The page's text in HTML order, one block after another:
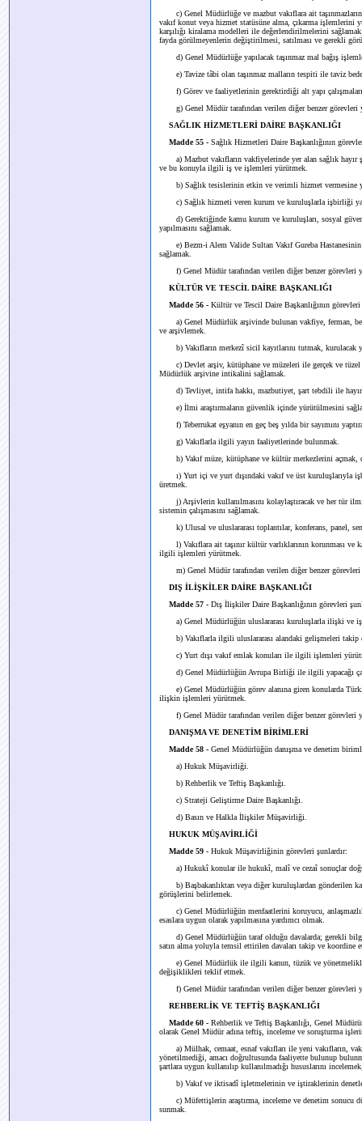
c) Genel Müdürlüğe ve mazbut vakıflara ait
vakıf konut veya hizmet statüsüne alma, çıkarma işlemlerini
karşılığı kiralama modelleri ile değerlendirilmelerini
fayda görülmeyenlerin değiştirilmesi, satılması ve gerekli
d) Genel Müdürlüğe yapılacak taşınmaz mal bağış
e) Tavize tâbi olan taşınmaz malların tespiti ile taviz
f) Görev ve faaliyetlerinin gerektirdiği alt yapı
g) Genel Müdür tarafından verilen diğer benzer görevleri
SAĞLIK HİZMETLERİ DAİRE BAŞKANLIĞI
Madde 55 - Sağlık Hizmetleri Daire Başkanlığının
a) Mazbut vakıfların vakfiyelerinde yer alan sağlık hayır
ve bu konuyla ilgili iş ve işlemleri yürütmek.
b) Sağlık tesislerinin etkin ve verimli hizmet vermesine
c) Sağlık hizmeti veren kurum ve kuruluşlarla işbirliği
d) Gerektiğinde kamu kurum ve kuruluşları, sosyal
yapılmasını sağlamak.
e) Bezm-i Alem Valide Sultan Vakıf Gureba Hastanesinin
sağlamak.
f) Genel Müdür tarafından verilen diğer benzer görevleri
KÜLTÜR VE TESCİL DAİRE BAŞKANLIĞI
Madde 56 - Kültür ve Tescil Daire Başkanlığının görevleri
a) Genel Müdürlük arşivinde bulunan vakfiye, ferman,
ve arşivlemek.
b) Vakıfların merkezî sicil kayıtlarını tutmak, kurulacak
c) Devlet arşiv, kütüphane ve müzeleri ile gerçek ve tüzel
Müdürlük arşivine intikalini sağlamak.
d) Tevliyet, intifa hakkı, mazbutiyet, şart tebdili ile hayır
e) İlmi araştırmaların güvenlik içinde yürütülmesini
f) Teberrukat eşyanın en geç beş yılda bir sayımını
g) Vakıflarla ilgili yayın faaliyetlerinde bulunmak.
h) Vakıf müze, kütüphane ve kültür merkezlerini açmak,
ı) Yurt içi ve yurt dışındaki vakıf ve üst kuruluşlarıyla
üretmek.
j) Arşivlerin kullanılmasını kolaylaştıracak ve her tür
sistemin çalışmasını sağlamak.
k) Ulusal ve uluslararası toplantılar, konferans, panel,
l) Vakıflara ait taşınır kültür varlıklarının korunması ve
ilgili işlemleri yürütmek.
m) Genel Müdür tarafından verilen diğer benzer görevleri
DIŞ İLİŞKİLER DAİRE BAŞKANLIĞI
Madde 57 - Dış İlişkiler Daire Başkanlığının görevleri
a) Genel Müdürlüğün uluslararası kuruluşlarla ilişki ve
b) Vakıflarla ilgili uluslararası alandaki gelişmeleri takip
c) Yurt dışı vakıf emlak konuları ile ilgili işlemleri
d) Genel Müdürlüğün Avrupa Birliği ile ilgili yapacağı
e) Genel Müdürlüğün görev alanına giren konularda
ilişkin işlemleri yürütmek.
f) Genel Müdür tarafından verilen diğer benzer görevleri
DANIŞMA VE DENETİM BİRİMLERİ
Madde 58 - Genel Müdürlüğün danışma ve denetim
a) Hukuk Müşavirliği.
b) Rehberlik ve Teftiş Başkanlığı.
c) Strateji Geliştirme Daire Başkanlığı.
d) Basın ve Halkla İlişkiler Müşavirliği.
HUKUK MÜŞAVİRLİĞİ
Madde 59 - Hukuk Müşavirliğinin görevleri şunlardır:
a) Hukukî konular ile hukukî, malî ve cezaî sonuçlar
b) Başbakanlıktan veya diğer kuruluşlardan gönderilen
görüşlerini belirlemek.
c) Genel Müdürlüğün menfaatlerini koruyucu,
esaslara uygun olarak yapılmasına yardımcı olmak.
d) Genel Müdürlüğün taraf olduğu davalarda; gerekli
satın alma yoluyla temsil ettirilen davaları takip ve koordine
e) Genel Müdürlük ile ilgili kanun, tüzük ve yönetmelikleri
değişiklikleri teklif etmek.
f) Genel Müdür tarafından verilen diğer benzer görevleri
REHBERLİK VE TEFTİŞ BAŞKANLIĞI
Madde 60 - Rehberlik ve Teftiş Başkanlığı, Genel
olarak Genel Müdür adına teftiş, inceleme ve soruşturma
a) Mülhak, cemaat, esnaf vakıfları ile yeni vakıfların,
yönetilmediği, amacı doğrultusunda faaliyette bulunup
şartlara uygun kullanılıp kullanılmadığı hususlarını
b) Vakıf ve iktisadî işletmelerinin ve iştiraklerinin
c) Müfettişlerin araştırma, inceleme ve denetim sonucu
sunmak.